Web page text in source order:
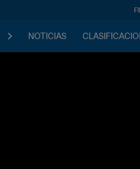
NOTICIAS